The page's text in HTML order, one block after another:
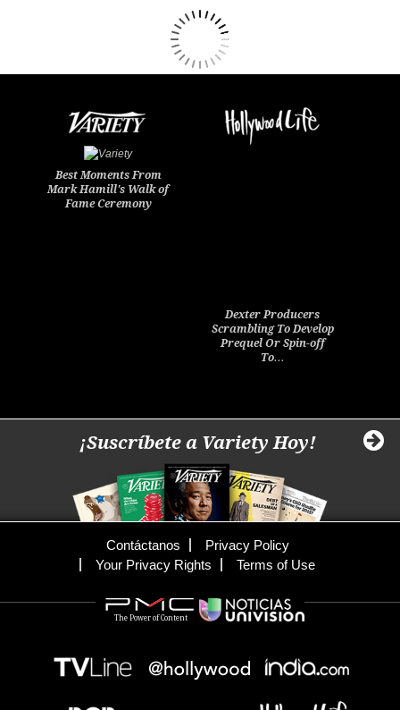
Best Moments From
Mark Hamill's Walk of
Fame Ceremony
Dexter Producers
Scrambling To Develop
Prequel Or Spin-off
To…
¡Suscríbete a Variety Hoy!
Contáctanos
Privacy Policy
Your Privacy Rights
Terms of Use
The Power of Content